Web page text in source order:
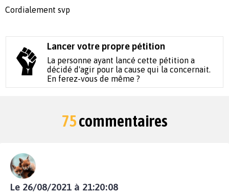
Cordialement svp
Lancer votre propre pétition
La personne ayant lancé cette pétition a
décidé d'agir pour la cause qui la concernait.
En ferez-vous de même ?
75commentaires
Le 26/08/2021 à 21:20:08